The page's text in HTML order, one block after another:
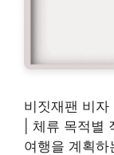
비짓재팬 비
| 체류 목적별
여행을 계획하